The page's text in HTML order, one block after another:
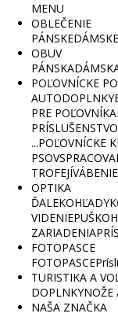
MENU
OBLEČENIE
PÁNSKEDÁMSKE
OBUV
PÁNSKA
POĽOVNÍCKE
AUTODOPLNKY
PRE POĽOVNÍKA
PRÍSLUŠENSTVO
...POĽOVNÍCKE
PSOV
TROFEJÍ
OPTIKA
ĎALEKOHĽADY
VIDENIE
ZARIADENIA
FOTOPASCE
FOTOPASCE
TURISTIKA A
DOPLNKYNOŽE
NAŠA ZNAČKA